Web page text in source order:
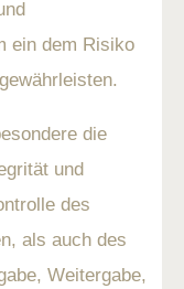
ein dem Risiko
die
und
des
als auch des
Weitergabe,